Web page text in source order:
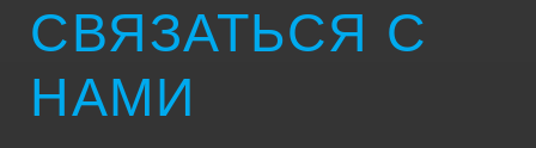
СВЯЗАТЬСЯ С
НАМИ